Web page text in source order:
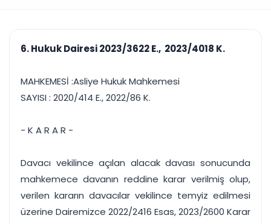
Duruşma ve görev
takvimi
Bildirim
Süreleri asla kaçırmayın
takibi
6. Hukuk Dairesi 2023/3622 E., 2023/4018 K.
MAHKEMESİ :Asliye Hukuk Mahkemesi
SAYISI : 2020/414 E., 2022/86 K.
- K A R A R -
Davacı vekilince açılan alacak davası sonucunda
mahkemece davanın reddine karar verilmiş olup,
verilen kararın davacılar vekilince temyiz edilmesi
üzerine Dairemizce 2022/2416 Esas, 2023/2600 Karar